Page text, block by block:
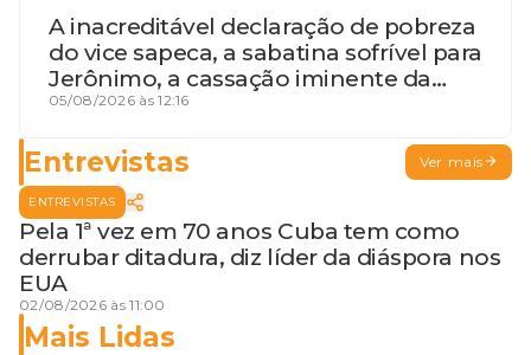
A inacreditável declaração de pobreza
do vice sapeca, a sabatina sofrível para
Jerônimo, a cassação iminente da
desembargadora e a vaga do Quinto
05/08/2026 às 12:16
Entrevistas Ver mais
ENTREVISTAS
Pela 1ª vez em 70 anos Cuba tem como
derrubar ditadura, diz líder da diáspora nos
EUA
02/08/2026 às 11:00
Mais Lidas